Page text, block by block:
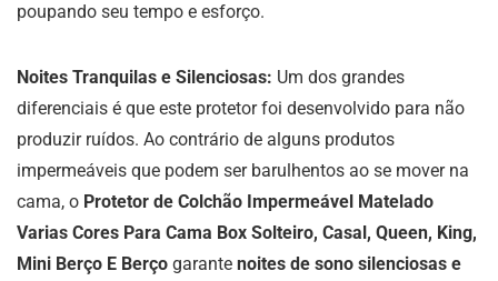
poupando seu tempo e esforço.
Noites Tranquilas e Silenciosas: Um dos grandes
diferenciais é que este protetor foi desenvolvido para não
produzir ruídos. Ao contrário de alguns produtos
impermeáveis que podem ser barulhentos ao se mover na
cama, o Protetor de Colchão Impermeável Matelado
Varias Cores Para Cama Box Solteiro, Casal, Queen, King,
Mini Berço E Berço garante noites de sono silenciosas e